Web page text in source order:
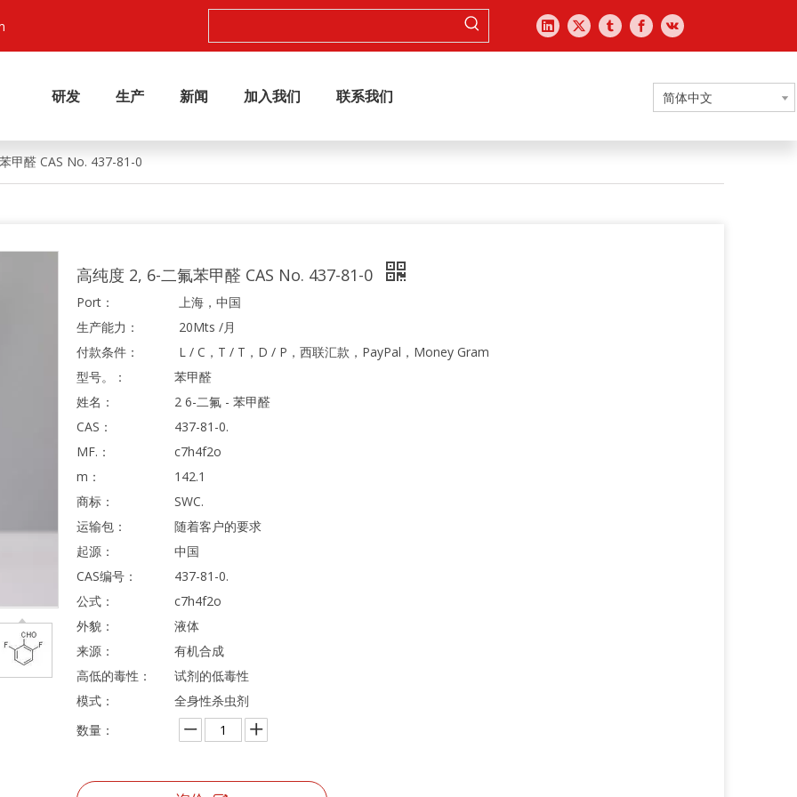
研发 生产 新闻 加入我们 联系我们 简体中文
甲醛 CAS No. 437-81-0
高纯度 2, 6-二氟苯甲醛 CAS No. 437-81-0
Port：
上海，中国
生产能力：
20Mts /月
付款条件：
L / C，T / T，D / P，西联汇款，PayPal，Money Gram
型号。：
苯甲醛
姓名：
2 6-二氟 - 苯甲醛
CAS：
437-81-0.
MF.：
c7h4f2o
m：
142.1
商标：
SWC.
运输包：
随着客户的要求
起源：
中国
CAS编号：
437-81-0.
公式：
c7h4f2o
外貌：
液体
来源：
有机合成
高低的毒性：
试剂的低毒性
模式：
全身性杀虫剂
数量：